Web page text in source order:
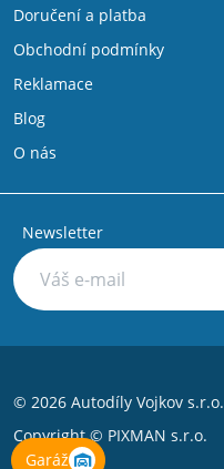
Garáž
Doručení a platba
Obchodní podmínky
Reklamace
Blog
O nás
Newsletter
© 2026 Autodíly Vojkov s.r.o.
Copyright © PIXMAN s.r.o.